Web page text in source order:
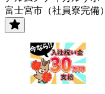
富士宮市（社員寮完備）